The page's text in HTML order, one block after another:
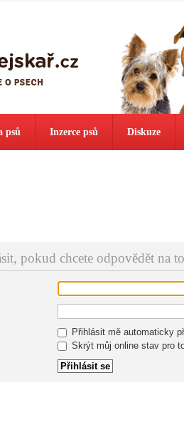
psů Inzerce psů Diskuze
pokud chcete odpovědět na
Přihlásit mě automaticky
Skrýt můj online stav pro